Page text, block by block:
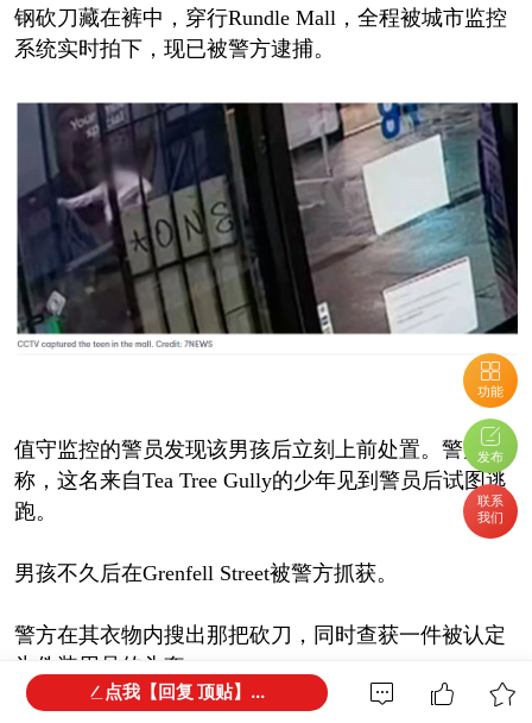
功能
发布
联系
我们
钢砍刀藏在裤中，穿行Rundle Mall，全程被城市监控
系统实时拍下，现已被警方逮捕。
值守监控的警员发现该男孩后立刻上前处置。警方
称，这名来自Tea Tree Gully的少年见到警员后试图逃
跑。
男孩不久后在Grenfell Street被警方抓获。
警方在其衣物内搜出那把砍刀，同时查获一件被认定
为伪装用品的头套。
点我【回复 顶贴】...